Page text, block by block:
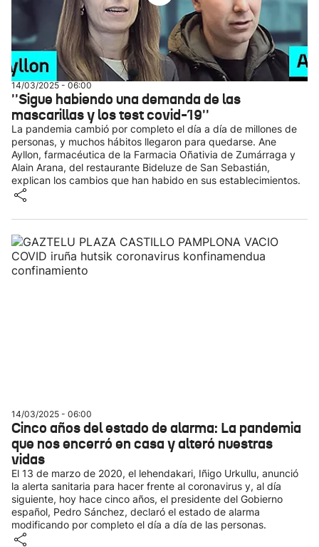
14/03/2025 - 06:00
''Sigue habiendo una demanda de las
mascarillas y los test covid-19''
La pandemia cambió por completo el día a día de millones de
personas, y muchos hábitos llegaron para quedarse. Ane
Ayllon, farmacéutica de la Farmacia Oñativia de Zumárraga y
Alain Arana, del restaurante Bideluze de San Sebastián,
explican los cambios que han habido en sus establecimientos.
14/03/2025 - 06:00
Cinco años del estado de alarma: La pandemia
que nos encerró en casa y alteró nuestras
vidas
El 13 de marzo de 2020, el lehendakari, Iñigo Urkullu, anunció
la alerta sanitaria para hacer frente al coronavirus y, al día
siguiente, hoy hace cinco años, el presidente del Gobierno
español, Pedro Sánchez, declaró el estado de alarma
modificando por completo el día a día de las personas.